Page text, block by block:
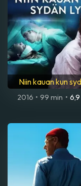
Niin kauan kun
2016 • 99 min • 6,9